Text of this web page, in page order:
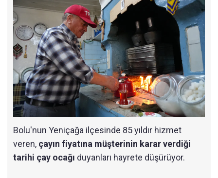
Bolu'nun Yeniçağa ilçesinde 85 yıldır hizmet
veren, çayın fiyatına müşterinin karar verdiği
tarihi çay ocağı duyanları hayrete düşürüyor.